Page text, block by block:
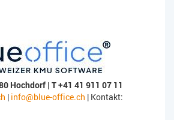
Hochdorf | T +41 41 911 07 11
| info@blue-office.ch | Kontakt: